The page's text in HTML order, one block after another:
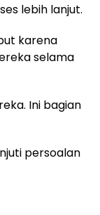
lebih lanjut.
karena
selama
Ini bagian
persoalan